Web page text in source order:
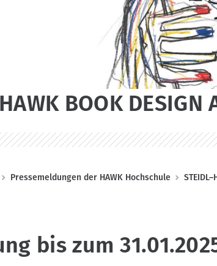
BOOK DESIGN
Pressemeldungen der HAWK Hochschule
bis zum